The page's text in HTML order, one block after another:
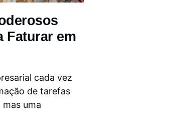
Faturar em
cada vez
de tarefas
mas uma